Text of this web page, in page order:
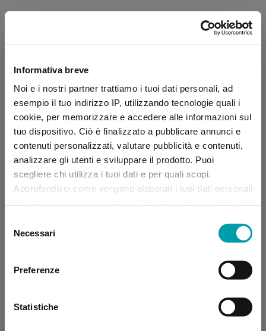
Informativa breve
Noi e i nostri partner trattiamo i tuoi dati personali, ad
esempio il tuo indirizzo IP, utilizzando tecnologie quali i
cookie, per memorizzare e accedere alle informazioni sul
tuo dispositivo. Ciò è finalizzato a pubblicare annunci e
contenuti personalizzati, valutare pubblicità e contenuti,
analizzare gli utenti e sviluppare il prodotto. Puoi
scegliere chi utilizza i tuoi dati e per quali scopi.
Approfondisci come vengono elaborati i tuoi dati personali
momento dalla Dichiarazione sui “
delNecessari
Preferenze
Statistiche
Application error: a client-side exception has occurred (see the
browser console for more information)